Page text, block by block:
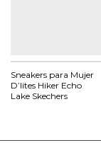
Sneakers para Mujer
D’lites Hiker Echo
Lake Skechers